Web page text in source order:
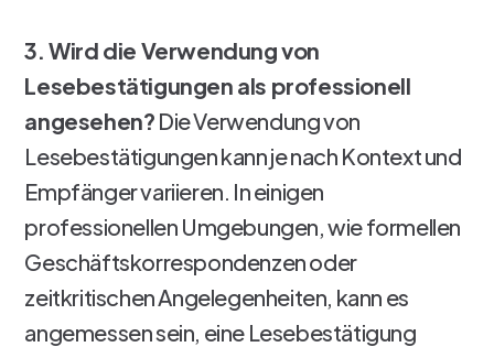
3. Wird die Verwendung von
Lesebestätigungen als professionell
angesehen? Die Verwendung von
Lesebestätigungen kann je nach Kontext und
Empfänger variieren. In einigen
professionellen Umgebungen, wie formellen
Geschäftskorrespondenzen oder
zeitkritischen Angelegenheiten, kann es
angemessen sein, eine Lesebestätigung